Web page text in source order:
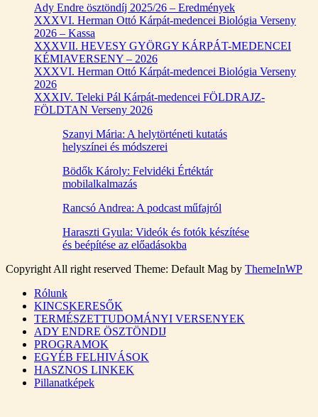
Ady Endre ösztöndíj 2025/26 – Eredmények
XXXVI. Herman Ottó Kárpát-medencei Biológia Verseny
2026 – Kassa
XXXVII. HEVESY GYÖRGY KÁRPÁT-MEDENCEI
KÉMIAVERSENY – 2026
XXXVI. Herman Ottó Kárpát-medencei Biológia Verseny
2026
XXXIV. Teleki Pál Kárpát-medencei FÖLDRAJZ-
FÖLDTAN Verseny 2026
Szanyi Mária: A helytörténeti kutatás
helyszínei és módszerei
Bödők Károly: Felvidéki Értéktár
mobilalkalmazás
Rancsó Andrea: A podcast műfajról
Haraszti Gyula: Videók és fotók készítése
és beépítése az előadásokba
Copyright All right reserved Theme: Default Mag by ThemeInWP
Rólunk
KINCSKERESŐK
TERMÉSZETTUDOMÁNYI VERSENYEK
ADY ENDRE ÖSZTÖNDIJ
PROGRAMOK
EGYÉB FELHIVÁSOK
HASZNOS LINKEK
Pillanatképek